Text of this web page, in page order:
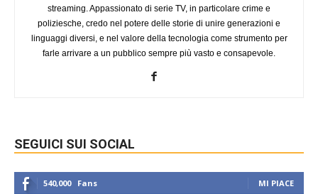
streaming. Appassionato di serie TV, in particolare crime e
poliziesche, credo nel potere delle storie di unire generazioni e
linguaggi diversi, e nel valore della tecnologia come strumento per
farle arrivare a un pubblico sempre più vasto e consapevole.
SEGUICI SUI SOCIAL
540,000 Fans MI PIACE